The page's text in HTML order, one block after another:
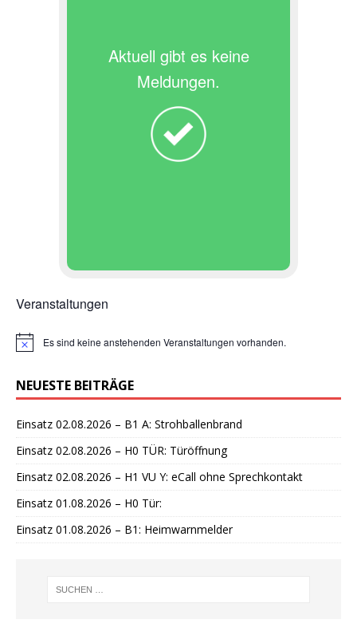
Aktuell gibt es keine
Meldungen.
Veranstaltungen
H
w
e
s
Es sind keine anstehenden Veranstaltungen vorhanden.
NEUESTE BEITRÄGE
Einsatz 02.08.2026 – B1 A: Strohballenbrand
Einsatz 02.08.2026 – H0 TÜR: Türöffnung
Einsatz 02.08.2026 – H1 VU Y: eCall ohne Sprechkontakt
Einsatz 01.08.2026 – H0 Tür:
Einsatz 01.08.2026 – B1: Heimwarnmelder